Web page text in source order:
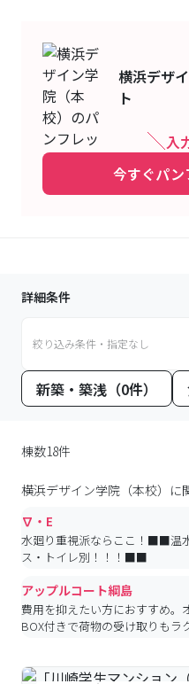
横浜デザ
ト
入
今すぐパン
詳細条件
絞り込み条件・指定なし
新築・築浅（0件）
棟数18件
横浜デザイン学院（本校） に
∇・E
水廻り重視派ならここ！■■温
ス・トイレ別！！！■■
アップルコート綱島
費用を抑えたい方におすすめ。
BOX付きで荷物の受け取りもラ